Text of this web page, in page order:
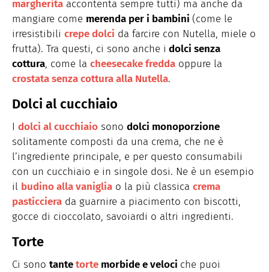
margherita accontenta sempre tutti) ma anche da
mangiare come merenda per i bambini (come le
irresistibili crepe dolci da farcire con Nutella, miele o
frutta). Tra questi, ci sono anche i dolci senza
cottura, come la cheesecake fredda oppure la
crostata senza cottura alla Nutella.
Dolci al cucchiaio
I dolci al cucchiaio sono dolci monoporzione
solitamente composti da una crema, che ne è
l’ingrediente principale, e per questo consumabili
con un cucchiaio e in singole dosi. Ne è un esempio
il budino alla vaniglia o la più classica crema
pasticciera da guarnire a piacimento con biscotti,
gocce di cioccolato, savoiardi o altri ingredienti.
Torte
Ci sono tantetorte morbide e veloci che puoi